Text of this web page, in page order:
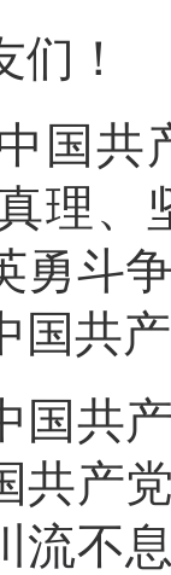
！
共
理、
勇斗
国共
共产
共产
流不